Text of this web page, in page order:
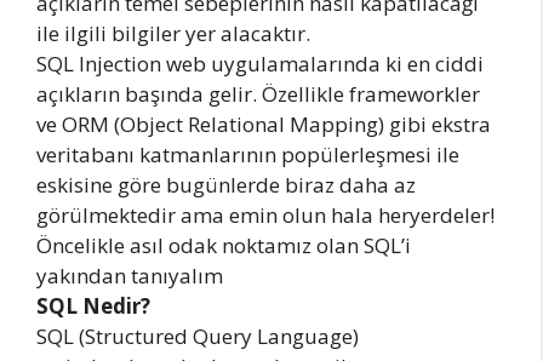
ile ilgili bilgiler yer alacaktır.
SQL Injection web uygulamalarında ki en ciddi
açıkların başında gelir. Özellikle frameworkler
ve ORM (Object Relational Mapping) gibi ekstra
veritabanı katmanlarının popülerleşmesi ile
eskisine göre bugünlerde biraz daha az
görülmektedir ama emin olun hala heryerdeler!
Öncelikle asıl odak noktamız olan SQL’i
yakından tanıyalım
SQL Nedir?
SQL (Structured Query Language)